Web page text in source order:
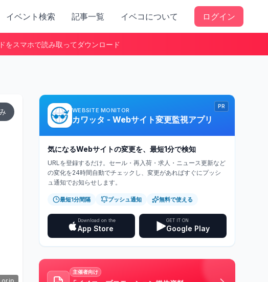
イベント検索 記事一覧 イベコについて ログイン
をスマホで読み取ってダウンロード
PR
WEBSITE MONITOR
カワッタ - Webサイト変更監視アプリ
気になるWebサイトの変更を、最短1分で検知
URLを登録するだけ。セール・再入荷・求人・ニュース更新など
の変化を24時間自動でチェックし、変更があればすぐにプッシ
ュ通知でお知らせします。
最短1分間隔 プッシュ通知 無料で使える
Download on the
App Store
GET IT ON
Google Play
主催者向け